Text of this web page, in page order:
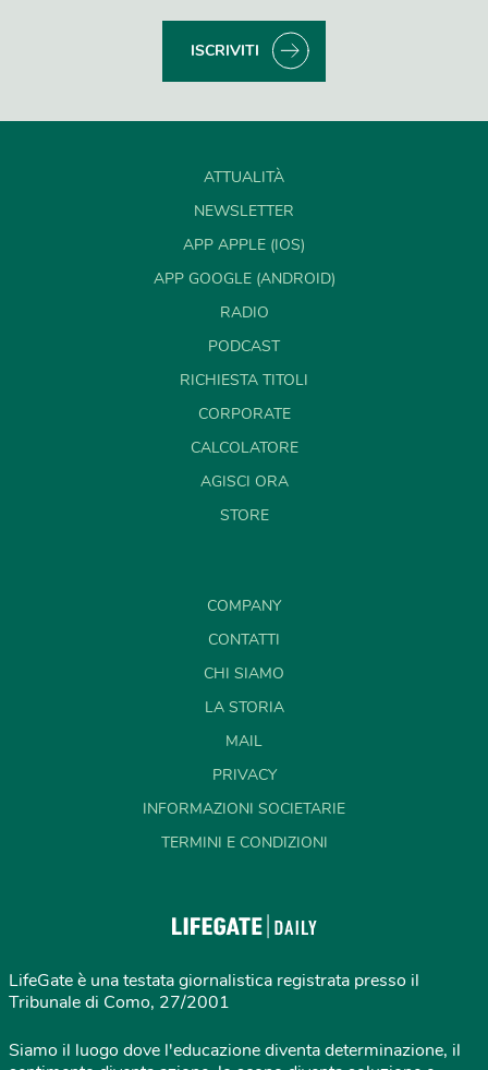
ISCRIVITI
ATTUALITÀ
NEWSLETTER
APP APPLE (IOS)
APP GOOGLE (ANDROID)
RADIO
PODCAST
RICHIESTA TITOLI
CORPORATE
CALCOLATORE
AGISCI ORA
STORE
COMPANY
CONTATTI
CHI SIAMO
LA STORIA
MAIL
PRIVACY
INFORMAZIONI SOCIETARIE
TERMINI E CONDIZIONI
LifeGate è una testata giornalistica registrata presso il
Tribunale di Como, 27/2001
Siamo il luogo dove l'educazione diventa determinazione, il